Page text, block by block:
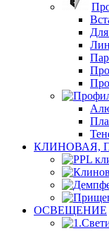
КЛИНОВАЯ,
ОСВЕЩЕНИЕ